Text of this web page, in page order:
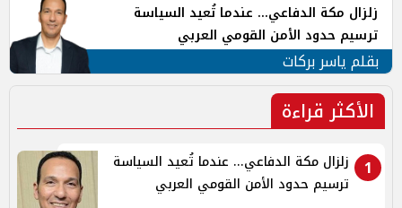
زلزال مكة الدفاعي... عندما تُعيد السياسة
ترسيم حدود الأمن القومي العربي
بقلم ياسر بركات
الأكثر قراءة
1
زلزال مكة الدفاعي... عندما تُعيد السياسة
ترسيم حدود الأمن القومي العربي